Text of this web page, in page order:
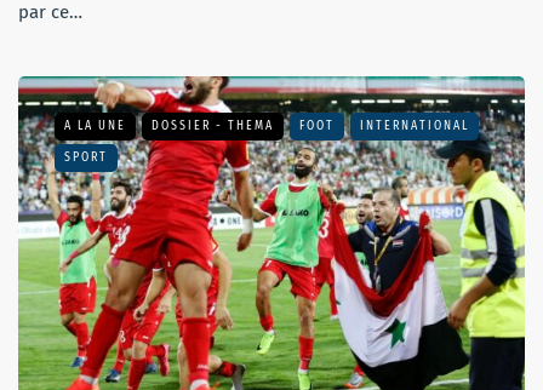
par ce…
A LA UNE DOSSIER - THEMA FOOT INTERNATIONAL
SPORT